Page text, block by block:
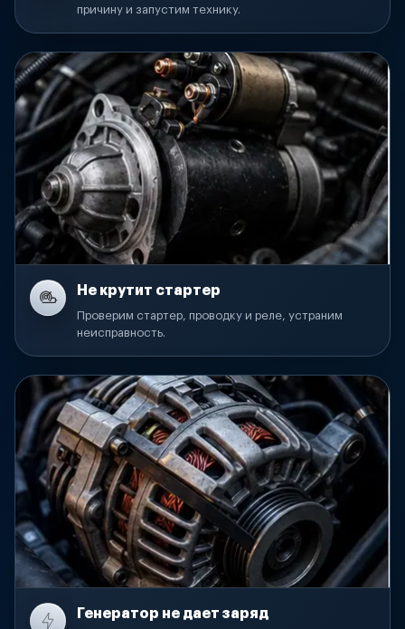
причину и запустим технику.
Не крутит стартер
Проверим стартер, проводку и реле, устраним
неисправность.
Генератор не дает заряд